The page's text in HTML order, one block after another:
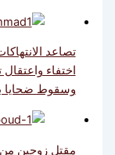
تصاعد
اختفاء
وسقوط ضحايا
مقتل زوجين